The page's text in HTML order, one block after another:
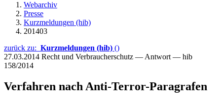
Webarchiv
Presse
Kurzmeldungen (hib)
201403
zurück zu: Kurzmeldungen (hib) ()
27.03.2014 Recht und Verbraucherschutz — Antwort — hib
158/2014
Verfahren nach Anti-Terror-Paragrafen